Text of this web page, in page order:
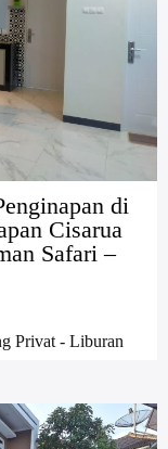
di
Cisarua
Safari –
Privat - Liburan